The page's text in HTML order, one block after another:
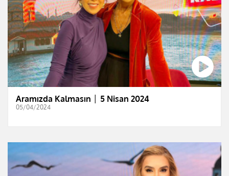
Aramızda Kalmasın │ 5 Nisan 2024
05/04/2024